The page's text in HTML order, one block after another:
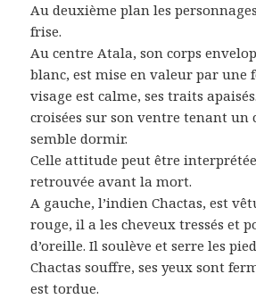
Au deuxième plan les
frise.
Au centre Atala, son corps
blanc, est mise en valeur par une
visage est calme, ses traits
croisées sur son ventre tenant un
semble dormir.
Celle attitude peut être
retrouvée avant la mort.
A gauche, l’indien Chactas, est
rouge, il a les cheveux tressés et
d’oreille. Il soulève et serre les
Chactas souffre, ses yeux sont
est tordue.